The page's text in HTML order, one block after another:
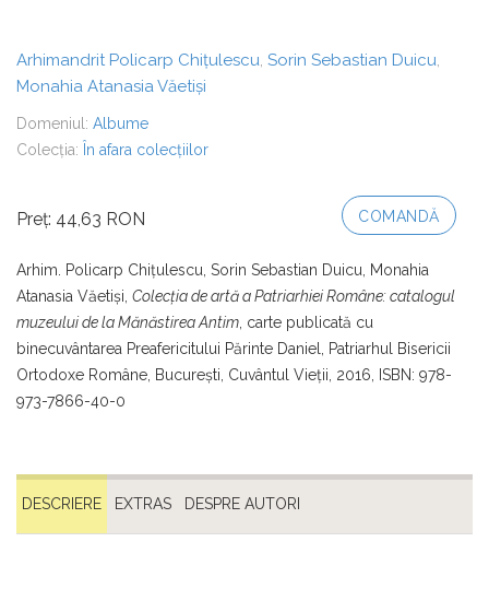
Arhimandrit Policarp Chițulescu Sorin Sebastian Duicu
Monahia Atanasia Văetiși
Domeniul: Albume
Colecția: În afara colecțiilor
Preț: 44,63 RON COMANDĂ
Arhim. Policarp Chițulescu, Sorin Sebastian Duicu, Monahia
Atanasia Văetiși, Colecția de artă a Patriarhiei Române: catalogul
muzeului de la Mănăstirea Antim , carte publicată cu
binecuvântarea Preafericitului Părinte Daniel, Patriarhul Bisericii
Ortodoxe Române, București, Cuvântul Vieții, 2016, ISBN: 978-
973-7866-40-0
DESCRIERE EXTRAS DESPRE AUTORI